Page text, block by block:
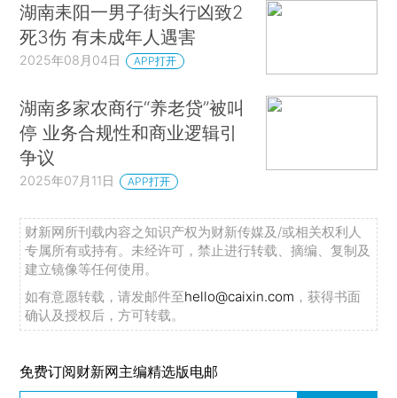
湖南耒阳一男子街头行凶致2
死3伤 有未成年人遇害
2025年08月04日 APP打开
湖南多家农商行“养老贷”被叫
停 业务合规性和商业逻辑引
争议
2025年07月11日 APP打开
财新网所刊载内容之知识产权为财新传媒及/或相关权利人
专属所有或持有。未经许可，禁止进行转载、摘编、复制及
建立镜像等任何使用。
如有意愿转载，请发邮件至hello@caixin.com ，获得书面
确认及授权后，方可转载。
免费订阅财新网主编精选版电邮